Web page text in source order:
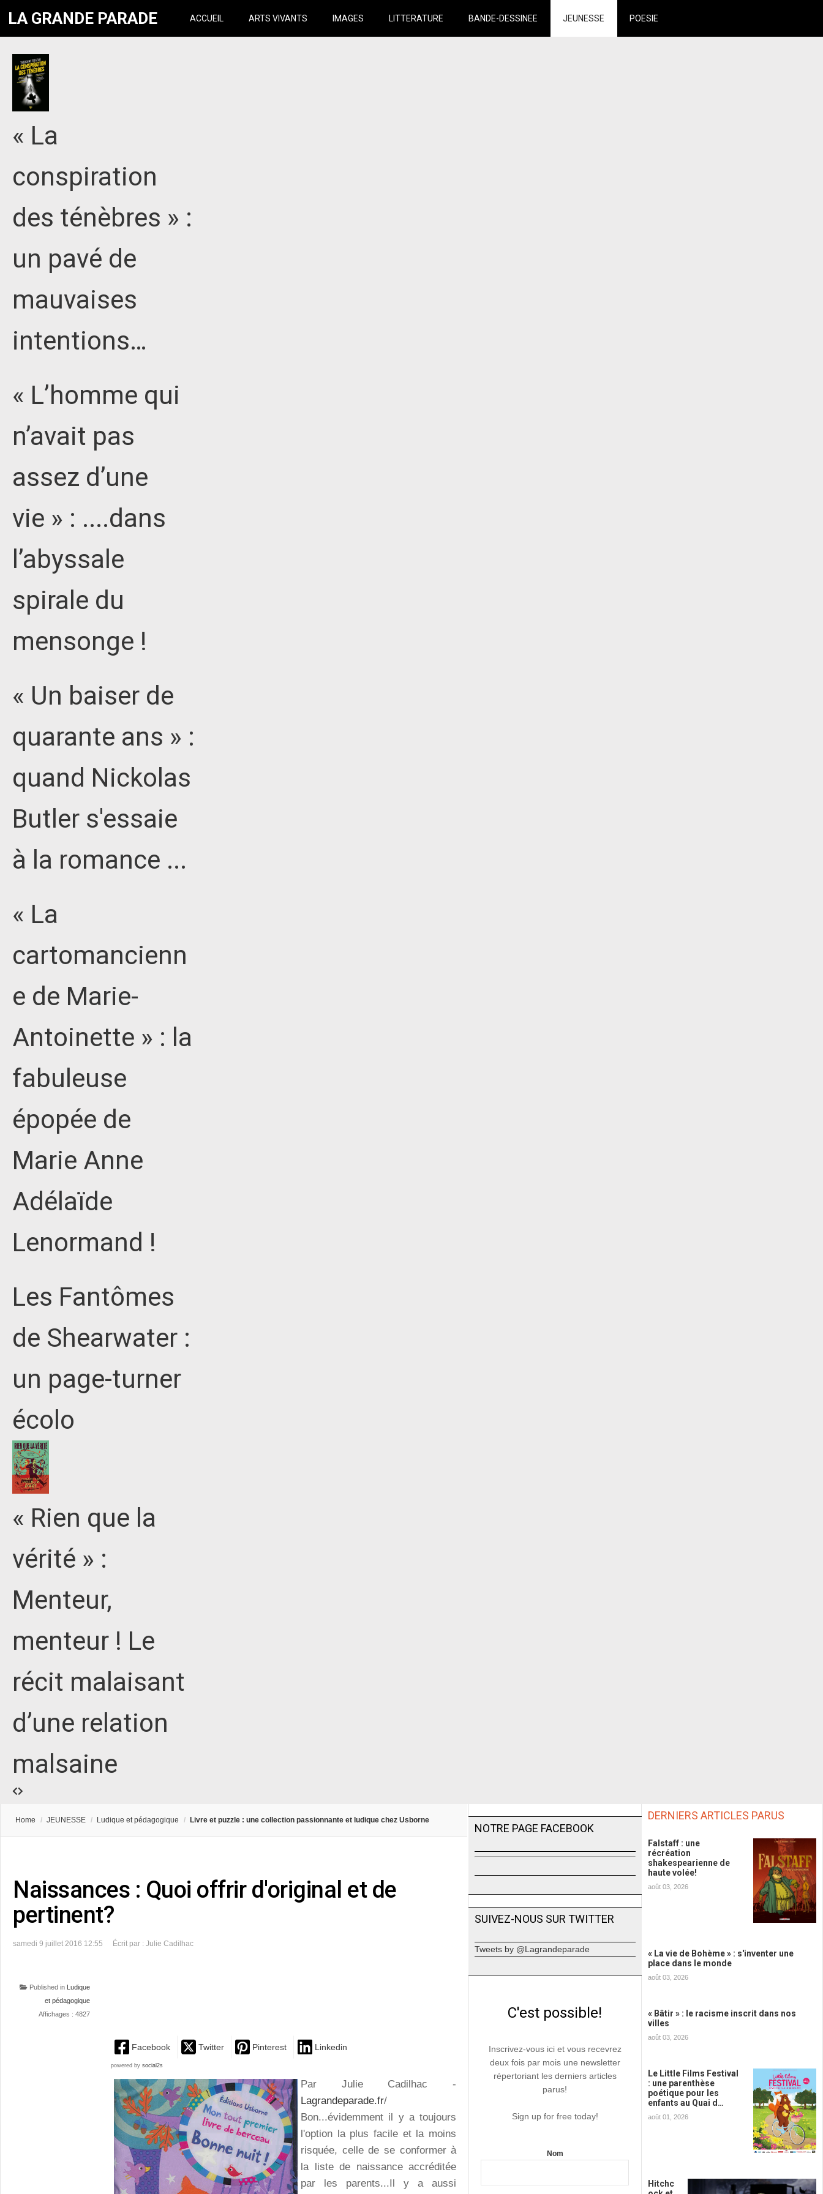
LA GRANDE PARADE ACCUEIL ARTS VIVANTS IMAGES LITTERATURE BANDE-DESSINEE JEUNESSE POESIE
« La
conspiration
des ténèbres » :
un pavé de
mauvaises
intentions…
« L’homme qui
n’avait pas
assez d’une
vie » : ....dans
l’abyssale
spirale du
mensonge !
« Un baiser de
quarante ans » :
quand Nickolas
Butler s'essaie
à la romance ...
« La
cartomancienn
e de Marie-
Antoinette » : la
fabuleuse
épopée de
Marie Anne
Adélaïde
Lenormand !
Les Fantômes
de Shearwater :
un page-turner
écolo
« Rien que la
vérité » :
Menteur,
menteur ! Le
récit malaisant
d’une relation
malsaine
Home / JEUNESSE / Ludique et pédagogique / Livre et puzzle : une collection passionnante et ludique chez Usborne
Naissances : Quoi offrir d'original et de
pertinent?
samedi 9 juillet 2016 12:55 Écrit par : Julie Cadilhac
Published in
Ludique
et pédagogique
Affichages : 4827
Facebook Twitter Pinterest Linkedin
powered by social2s
Par Julie Cadilhac -
Lagrandeparade.fr/
Bon...évidemment il y a toujours
l'option la plus facile et la moins
risquée, celle de se conformer à
la liste de naissance accréditée
par les parents...Il y a aussi
NOTRE PAGE FACEBOOK
SUIVEZ-NOUS SUR TWITTER
Tweets by @Lagrandeparade
C'est possible!
Inscrivez-vous ici et vous recevrez
deux fois par mois une newsletter
répertoriant les derniers articles
parus!
Sign up for free today!
Nom
DERNIERS ARTICLES PARUS
Falstaff : une
récréation
shakespearienne de
haute volée!
août 03, 2026
« La vie de Bohème » : s'inventer une
place dans le monde
août 03, 2026
« Bâtir » : le racisme inscrit dans nos
villes
août 03, 2026
Le Little Films Festival
: une parenthèse
poétique pour les
enfants au Quai d…
août 01, 2026
Hitchc